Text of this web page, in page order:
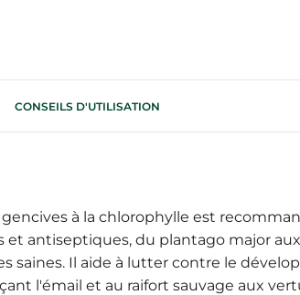
CONSEILS D'UTILISATION
à la chlorophylle est
antiseptiques, du plantago major
saines. Il aide à lutter contre le
l'émail et au raifort sauvage aux